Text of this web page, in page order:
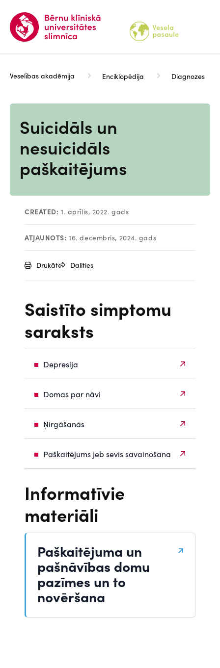
galveno
saturu
Veselības akadēmija Enciklopēdija Diagnozes
Suicidāls un
nesuicidāls
paškaitējums
CREATED: 1. aprīlis, 2022. gads
ATJAUNOTS: 16. decembris, 2024. gads
Drukāt Dalīties
Saistīto simptomu
saraksts
Depresija
Domas par nāvi
Ņirgāšanās
Paškaitējums jeb sevis savainošana
Informatīvie
materiāli
Paškaitējuma un
pašnāvības domu
pazīmes un to
novēršana